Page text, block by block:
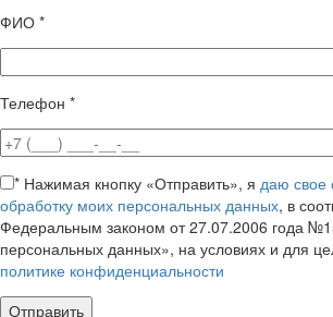
ФИО *
Телефон *
* Нажимая кнопку «Отправить», я даю свое
обработку моих персональных данных, в
Федеральным законом от 27.07.2006 года
персональных данных», на условиях и для
политике конфиденциальности